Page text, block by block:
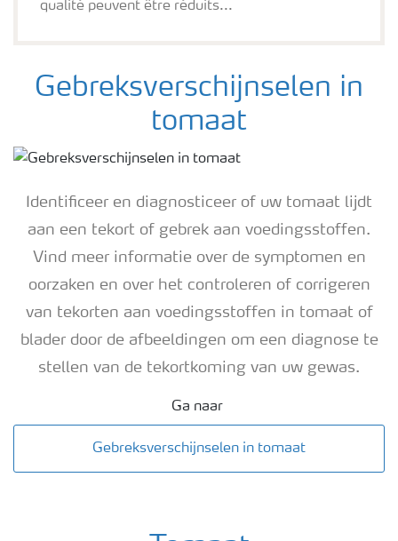
qualité peuvent être réduits...
Gebreksverschijnselen in
tomaat
Identificeer en diagnosticeer of uw tomaat lijdt
aan een tekort of gebrek aan voedingsstoffen.
Vind meer informatie over de symptomen en
oorzaken en over het controleren of corrigeren
van tekorten aan voedingsstoffen in tomaat of
blader door de afbeeldingen om een ​​diagnose te
stellen van de tekortkoming van uw gewas.
Ga naar
Gebreksverschijnselen in tomaat